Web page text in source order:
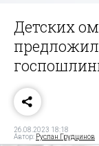
Детских
26.08.2023 18:18
Автор: Руслан Грудцинов